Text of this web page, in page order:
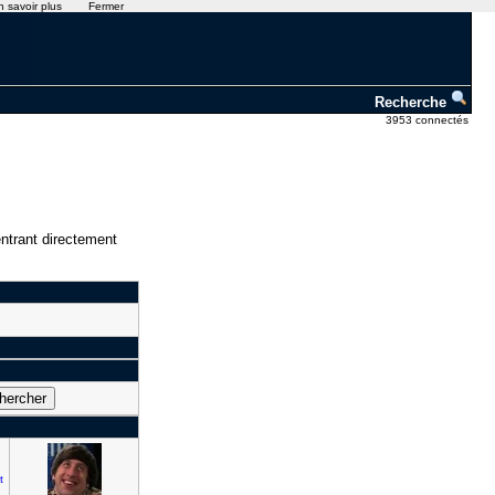
Recherche
3953 connectés
directement
savoir plus Fermer